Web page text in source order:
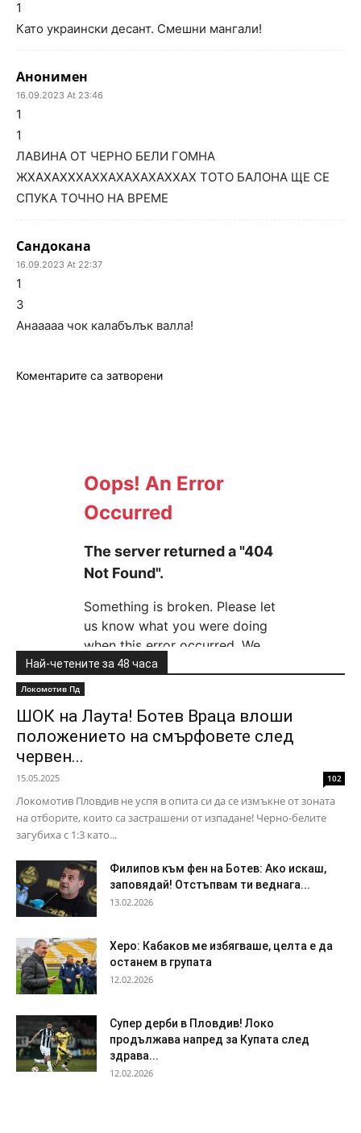
1
Като украински десант. Смешни мангали!
Анонимен
16.09.2023 At 23:46
1
1
ЛАВИНА ОТ ЧЕРНО БЕЛИ ГОМНА
ЖХАХАХХХАХХАХАХАХАХХАХ ТОТО БАЛОНА ЩЕ СЕ
СПУКА ТОЧНО НА ВРЕМЕ
Сандокана
16.09.2023 At 22:37
1
3
Анааааа чок калабълък валла!
Коментарите са затворени
Най-четените за 48 часа
Локомотив Пд
ШОК на Лаута! Ботев Враца влоши
положението на смърфовете след
червен...
15.05.2025 102
Локомотив Пловдив не успя в опита си да се измъкне от зоната
на отборите, които са застрашени от изпадане! Черно-белите
загубиха с 1:3 като...
Филипов към фен на Ботев: Ако искаш,
заповядай! Отстъпвам ти веднага...
13.02.2026
Херо: Кабаков ме избягваше, целта е да
останем в групата
12.02.2026
Супер дерби в Пловдив! Локо
продължава напред за Купата след
здрава...
12.02.2026